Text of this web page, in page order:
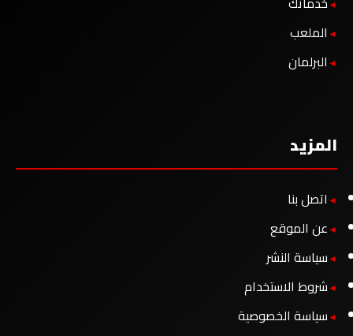
الملعب
البرلمان
المزيد
اتصل بنا
عن الموقع
سياسة النشر
شروط الاستخدام
سياسة الخصوصية